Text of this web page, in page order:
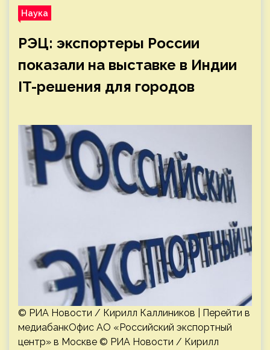
Наука
РЭЦ: экспортеры России
показали на выставке в Индии
IT-решения для городов
© РИА Новости / Кирилл Каллиников | Перейти в
медиабанкОфис АО «Российский экспортный
центр» в Москве © РИА Новости / Кирилл